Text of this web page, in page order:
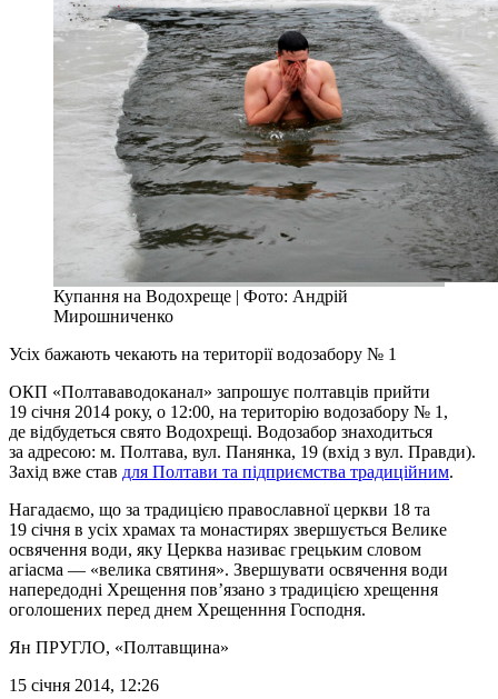
Купання на Водохреще | Фото: Андрій
Мирошниченко
Усіх бажають чекають на території водозабору № 1
ОКП «Полтававодоканал» запрошує полтавців прийти
19 січня 2014 року, о 12:00, на територію водозабору № 1,
де відбудеться свято Водохрещі. Водозабор знаходиться
за адресою: м. Полтава, вул. Панянка, 19 (вхід з вул. Правди).
Захід вже став для Полтави та підприємства традиційним.
Нагадаємо, що за традицією православної церкви 18 та
19 січня в усіх храмах та монастирях звершується Велике
освячення води, яку Церква називає грецьким словом
агіасма — «велика святиня». Звершувати освячення води
напередодні Хрещення пов’язано з традицією хрещення
оголошених перед днем Хрещенння Господня.
Ян ПРУГЛО, «Полтавщина»
15 січня 2014, 12:26